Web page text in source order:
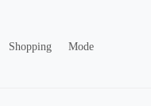
Shopping
Mode